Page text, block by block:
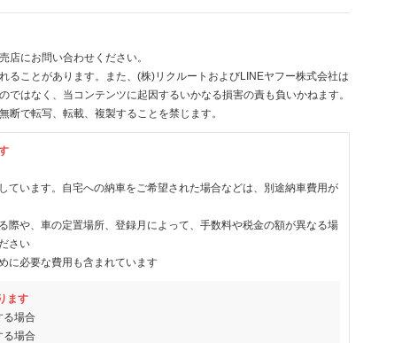
にお問い合わせください。
ことがあります。また、(株)リクルートおよびLINEヤフー株式会社は
ではなく、当コンテンツに起因するいかなる損害の責も負いかねます。
で転写、転載、複製することを禁じます。
います。自宅への納車をご希望された場合などは、別途納車費用が
や、車の定置場所、登録月によって、手数料や税金の額が異なる場
さい
に必要な費用も含まれています
ます
る場合
る場合